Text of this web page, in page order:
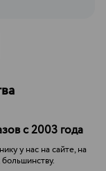
с 2003 года
у нас на сайте, на